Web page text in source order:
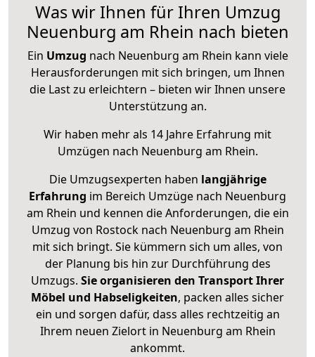
Was wir Ihnen für Ihren Umzug
Neuenburg am Rhein nach bieten
Ein Umzug nach Neuenburg am Rhein kann viele
Herausforderungen mit sich bringen, um Ihnen
die Last zu erleichtern – bieten wir Ihnen unsere
Unterstützung an.
Wir haben mehr als 14 Jahre Erfahrung mit
Umzügen nach Neuenburg am Rhein.
Die Umzugsexperten haben langjährige
Erfahrung im Bereich Umzüge nach Neuenburg
am Rhein und kennen die Anforderungen, die ein
Umzug von Rostock nach Neuenburg am Rhein
mit sich bringt. Sie kümmern sich um alles, von
der Planung bis hin zur Durchführung des
Umzugs. Sie organisieren den Transport Ihrer
Möbel und Habseligkeiten, packen alles sicher
ein und sorgen dafür, dass alles rechtzeitig an
Ihrem neuen Zielort in Neuenburg am Rhein
ankommt.